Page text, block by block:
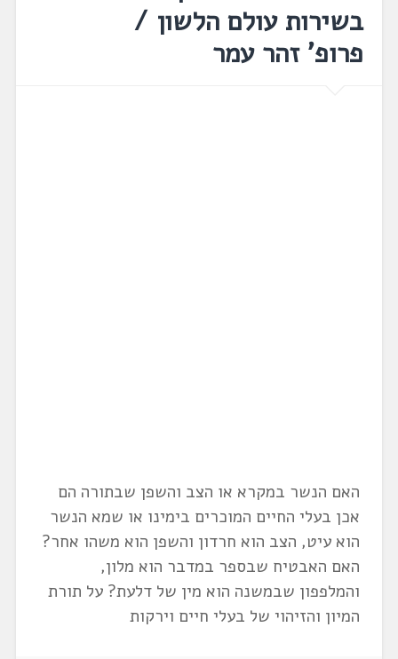
בשירות עולם הלשון /
פרופ' זהר עמר
האם הנשר במקרא או הצב והשפן שבתורה הם
אכן בעלי החיים המוכרים בימינו או שמא הנשר
הוא עיט, הצב הוא חרדון והשפן הוא משהו אחר?
האם האבטיח שבספר במדבר הוא מלון,
והמלפפון שבמשנה הוא מין של דלעת? על תורת
המיון והזיהוי של בעלי חיים וירקות